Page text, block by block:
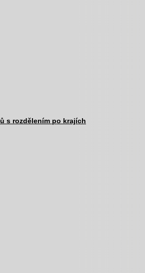
s rozdělením po krajích